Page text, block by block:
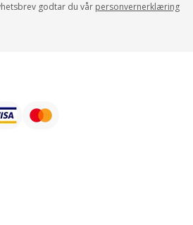
godtar du vår personvernerklæring